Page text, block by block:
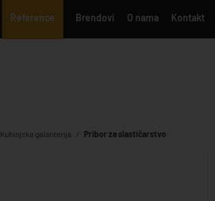
Reference Brendovi O nama Kontakt
Kuhinjska galanterija Pribor za slastičarstvo